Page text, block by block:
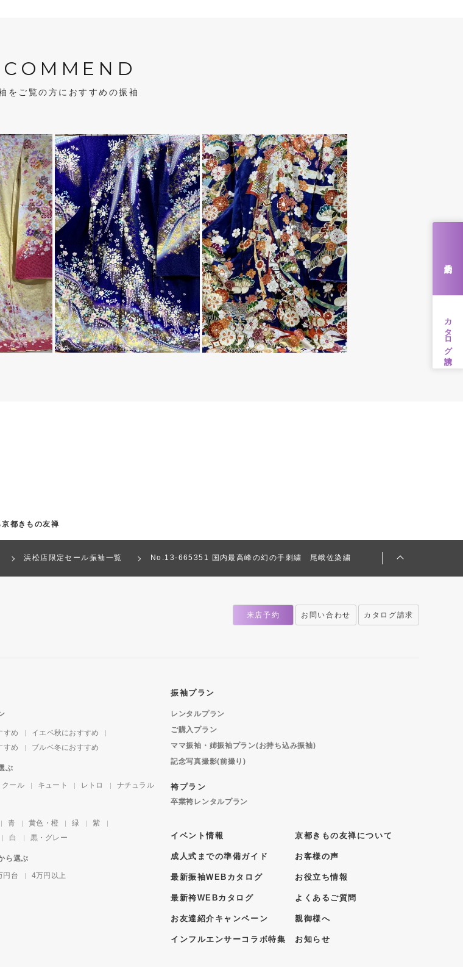
をご覧の方におすすめの振袖
都きもの友禅
浜松店限定セール振袖一覧 No.13-665351 国内最高峰の幻の手刺繍 尾峨佐染繍
カタログ請求
来店予約 お問い合わせ カタログ請求
すめ
イエベ秋におすすめ
すめ
ブルベ冬におすすめ
ぶ
クール キュート レトロ ナチュラル
青 黄色・橙 緑
紫
白 黒・グレー
ら選ぶ
円台 4万円以上
振袖プラン
レンタルプラン
ご購入プラン
ママ振袖・姉振袖プラン(お持ち込み振袖)
記念写真撮影(前撮り)
袴プラン
卒業袴レンタルプラン
イベント情報
成人式までの準備ガイド
最新振袖WEBカタログ
最新袴WEBカタログ
お友達紹介キャンペーン
インフルエンサーコラボ特集
京都きもの友禅について
お客様の声
お役立ち情報
よくあるご質問
親御様へ
お知らせ